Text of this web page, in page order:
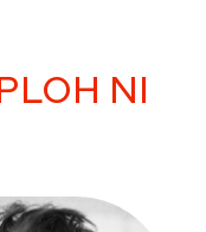
NI